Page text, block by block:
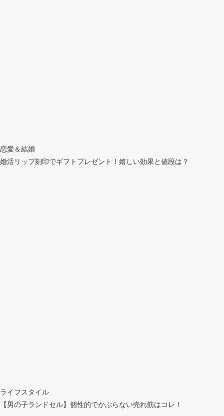
恋愛＆結婚
婚活リップ刻印でギフトプレゼント！嬉しい効果と値段は？
ライフスタイル
【男の子ランドセル】個性的でかぶらない売れ筋はコレ！